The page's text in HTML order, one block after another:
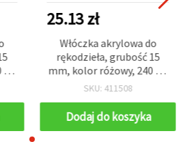
g /
25.13 zł
Włóczka akrylowa do
rękodzieła, grubość 15
mm, kolor różowy, 240 g /
50 m
SKU: 411508
Dodaj do koszyka